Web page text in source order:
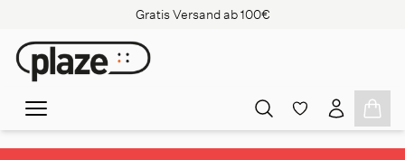
Gratis Versand ab 100€